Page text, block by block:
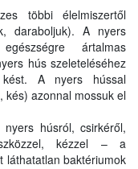
többi élelmiszertől
daraboljuk). A nyers
ártalmas
hús szeleteléséhez
A nyers hússal
kés) azonnal mossuk el
húsról, csirkéről,
kézzel – a
láthatatlan baktériumok